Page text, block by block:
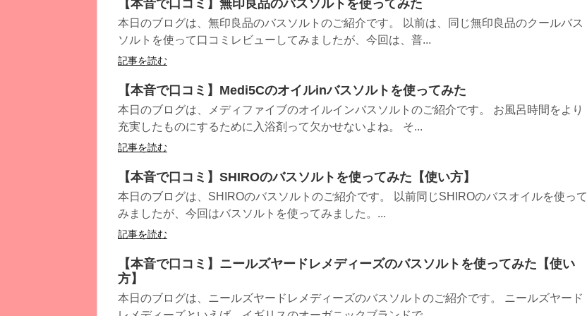
【本音で口コミ】無印良品のバスソルトを使ってみた
本日のブログは、無印良品のバスソルトのご紹介です。 以前は、同じ無印良品のクールバス
ソルトを使って口コミレビューしてみましたが、今回は、普...
記事を読む
【本音で口コミ】Medi5Cのオイルinバスソルトを使ってみた
本日のブログは、メディファイブのオイルインバスソルトのご紹介です。 お風呂時間をより
充実したものにするために入浴剤って欠かせないよね。 そ...
記事を読む
【本音で口コミ】SHIROのバスソルトを使ってみた【使い方】
本日のブログは、SHIROのバスソルトのご紹介です。 以前同じSHIROのバスオイルを使って
みましたが、今回はバスソルトを使ってみました。...
記事を読む
【本音で口コミ】ニールズヤードレメディーズのバスソルトを使ってみた【使い
方】
本日のブログは、ニールズヤードレメディーズのバスソルトのご紹介です。 ニールズヤード